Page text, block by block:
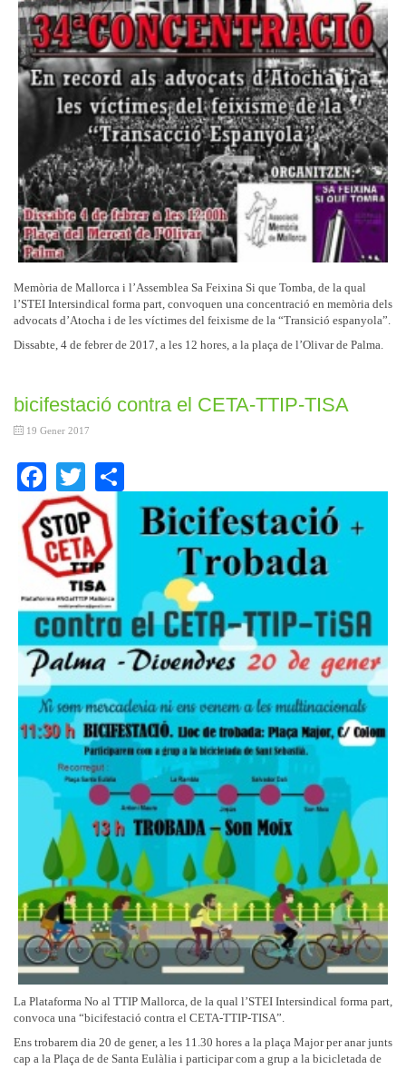
Memòria de Mallorca i l’Assemblea Sa Feixina Si que Tomba, de la qual
l’STEI Intersindical forma part, convoquen una concentració en memòria dels
advocats d’Atocha i de les víctimes del feixisme de la “Transició espanyola”.
Dissabte, 4 de febrer de 2017, a les 12 hores, a la plaça de l’Olivar de Palma.
bicifestació contra el CETA-TTIP-TISA
19 Gener 2017
Facebook
Twitter
La Plataforma No al TTIP Mallorca, de la qual l’STEI Intersindical forma part,
convoca una “bicifestació contra el CETA-TTIP-TISA”.
Ens trobarem dia 20 de gener, a les 11.30 hores a la plaça Major per anar junts
cap a la Plaça de de Santa Eulàlia i participar com a grup a la bicicletada de